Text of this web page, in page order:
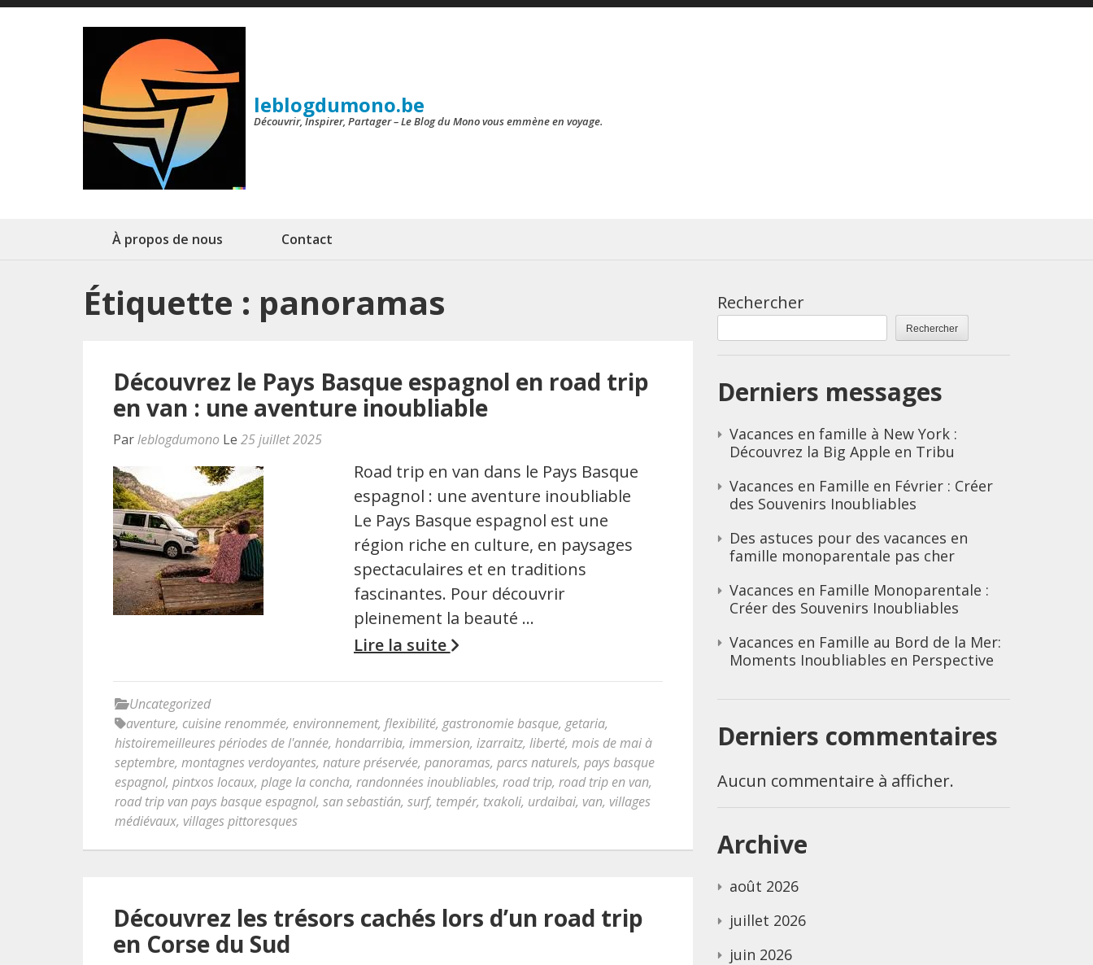
Aller
leblogdumono.be
Découvrir, Inspirer, Partager – Le Blog du Mono vous emmène en voyage.
À propos de nous Contact
Étiquette : panoramas
Découvrez le Pays Basque espagnol en road trip
en van : une aventure inoubliable
Parleblogdumono Le 25 juillet 2025
Road trip en van dans le Pays Basque
espagnol : une aventure inoubliable
Le Pays Basque espagnol est une
région riche en culture, en paysages
spectaculaires et en traditions
fascinantes. Pour découvrir
pleinement la beauté …
Lire la suite
Uncategorized
aventure, cuisine renommée, environnement, flexibilité, gastronomie basque, getaria,
histoiremeilleures périodes de l'année, hondarribia, immersion, izarraitz, liberté, mois de mai à
septembre, montagnes verdoyantes, nature préservée, panoramas, parcs naturels, pays basque
espagnol, pintxos locaux, plage la concha, randonnées inoubliables, road trip, road trip en van,
road trip van pays basque espagnol, san sebastián, surf, tempér, txakoli, urdaibai, van, villages
médiévaux, villages pittoresques
Découvrez les trésors cachés lors d’un road trip
en Corse du Sud
Rechercher
Rechercher
Derniers messages
Vacances en famille à New York :
Découvrez la Big Apple en Tribu
Vacances en Famille en Février : Créer
des Souvenirs Inoubliables
Des astuces pour des vacances en
famille monoparentale pas cher
Vacances en Famille Monoparentale :
Créer des Souvenirs Inoubliables
Vacances en Famille au Bord de la Mer:
Moments Inoubliables en Perspective
Derniers commentaires
Aucun commentaire à afficher.
Archive
août 2026
juillet 2026
juin 2026